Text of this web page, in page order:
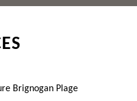
Brignogan Plage